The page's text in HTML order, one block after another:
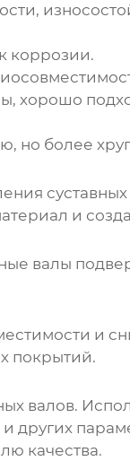
коррозии.
хорошо
но более
и
валы
и
покрытий.
валов.
других
качества.